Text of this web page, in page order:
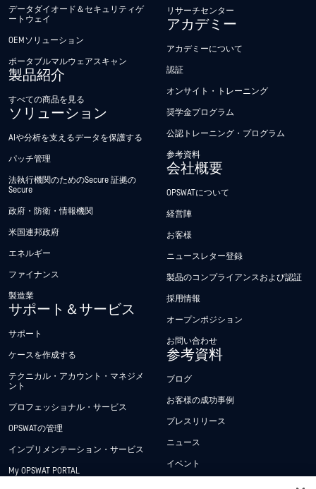
データダイオード＆セキュリティゲ
ートウェイ
OEMソリューション
ポータブルマルウェアスキャン
製品紹介
すべての商品を見る
ソリューション
AIや分析を支えるデータを保護する
パッチ管理
法執行機関のためのSecure 証拠の
Secure
政府・防衛・情報機関
米国連邦政府
エネルギー
ファイナンス
製造業
サポート＆サービス
サポート
ケースを作成する
テクニカル・アカウント・マネジメ
ント
プロフェッショナル・サービス
OPSWATの管理
インプリメンテーション・サービス
My OPSWAT PORTAL
リサーチセンター
アカデミー
アカデミーについて
認証
オンサイト・トレーニング
奨学金プログラム
公認トレーニング・プログラム
参考資料
会社概要
OPSWATについて
経営陣
お客様
ニュースレター登録
製品のコンプライアンスおよび認証
採用情報
オープンポジション
お問い合わせ
参考資料
ブログ
お客様の成功事例
プレスリリース
ニュース
イベント